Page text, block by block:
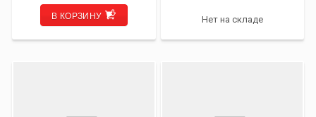
В КОРЗИНУ Нет на складе